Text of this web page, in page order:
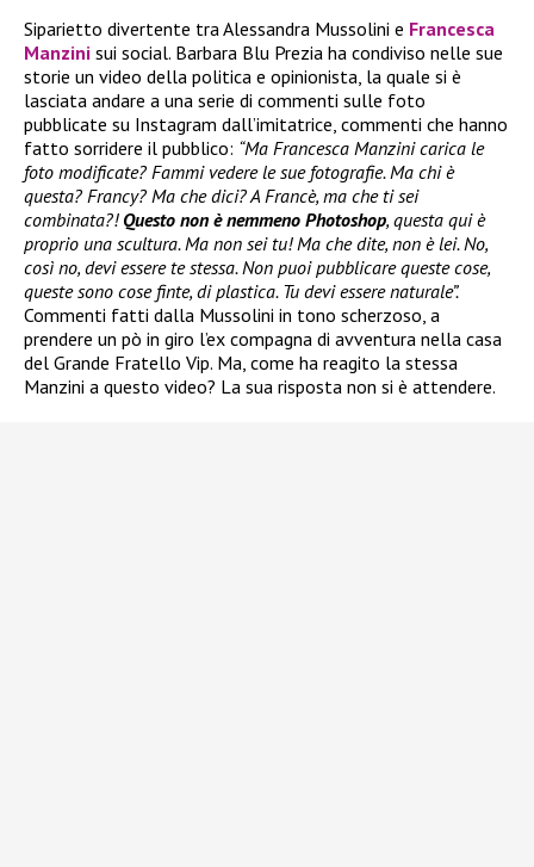
Siparietto divertente tra Alessandra Mussolini e Francesca
Manzini sui social. Barbara Blu Prezia ha condiviso nelle sue
storie un video della politica e opinionista, la quale si è
lasciata andare a una serie di commenti sulle foto
pubblicate su Instagram dall’imitatrice, commenti che hanno
fatto sorridere il pubblico: “Ma Francesca Manzini carica le
foto modificate? Fammi vedere le sue fotografie. Ma chi è
questa? Francy? Ma che dici? A Francè, ma che ti sei
combinata?! Questo non è nemmeno Photoshop, questa qui è
proprio una scultura. Ma non sei tu! Ma che dite, non è lei. No,
così no, devi essere te stessa. Non puoi pubblicare queste cose,
queste sono cose finte, di plastica. Tu devi essere naturale”.
Commenti fatti dalla Mussolini in tono scherzoso, a
prendere un pò in giro l’ex compagna di avventura nella casa
del Grande Fratello Vip. Ma, come ha reagito la stessa
Manzini a questo video? La sua risposta non si è attendere.